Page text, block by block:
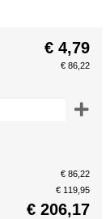
€ 4,79
€ 86,22
€ 86,22
€ 119,95
€ 206,17